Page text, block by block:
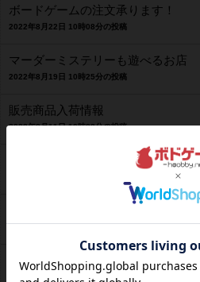
ボードゲームの注文承ります！
2022年8月22日 10時08分の投稿
マーダーミステリーも遊べるお店
2022年8月19日 10時25分の投稿
販売商品入荷情報
2022年8月11日 10時22分の投稿
オリジナル謎解き販売中！！
2022年8月6日 10時06分の投稿
臨時休業のお知らせ
2022年8月3日 10時48分の投稿